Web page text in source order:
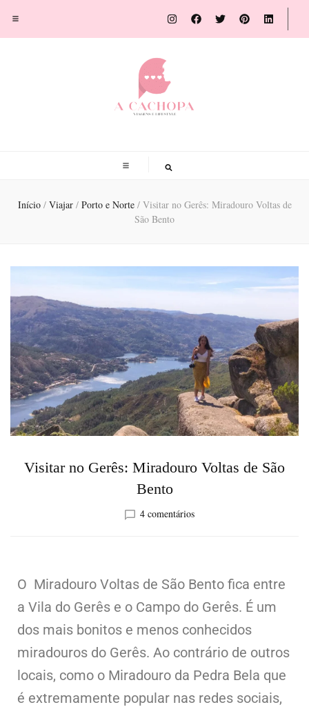
Início / Viajar / Porto e Norte / Visitar no Gerês: Miradouro Voltas de
São Bento
Visitar no Gerês: Miradouro Voltas de São
Bento
4 comentários
O Miradouro Voltas de São Bento fica entre
a Vila do Gerês e o Campo do Gerês. É um
dos mais bonitos e menos conhecidos
miradouros do Gerês. Ao contrário de outros
locais, como o Miradouro da Pedra Bela que
é extremamente popular nas redes sociais,